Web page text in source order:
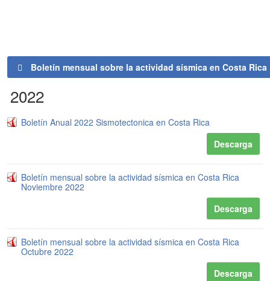
Boletín mensual sobre la actividad sísmica en Costa Rica
2022
Boletín Anual 2022 Sismotectonica en Costa Rica
Descarga
Boletín mensual sobre la actividad sísmica en Costa Rica
Noviembre 2022
Descarga
Boletín mensual sobre la actividad sísmica en Costa Rica
Octubre 2022
Descarga